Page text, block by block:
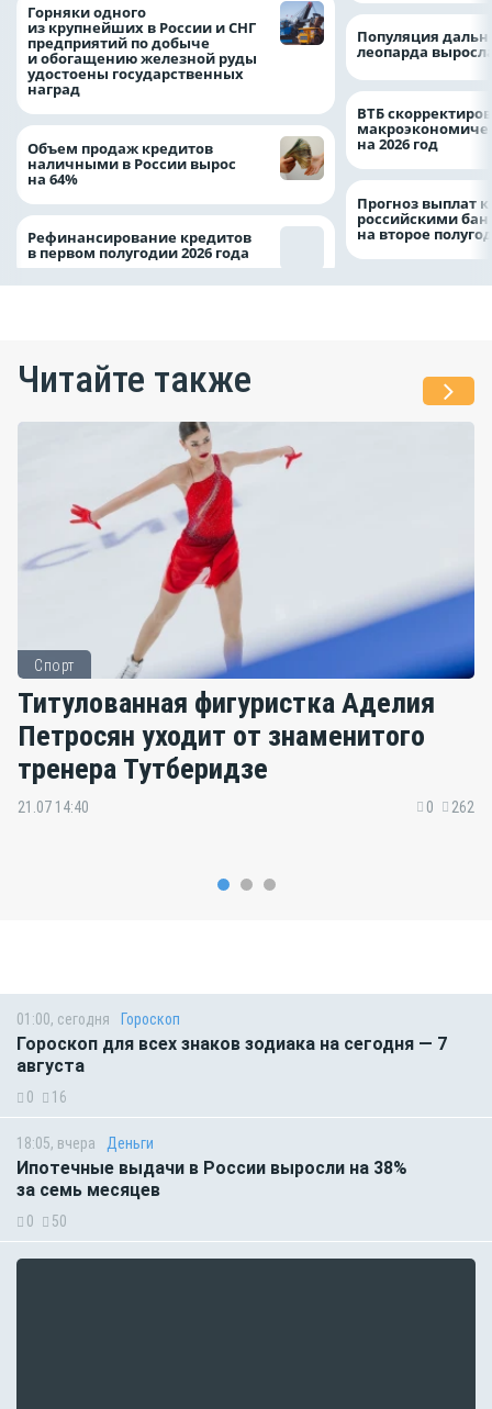
Горняки одного
из крупнейших в России и СНГ
предприятий по добыче
и обогащению железной руды
удостоены государственных
наград
Объем продаж кредитов
наличными в России вырос
на 64%
Рефинансирование кредитов
в первом полугодии 2026 года
Популяция
леопарда
ВТБ
на 2026 год
Прогноз выплат
российскими
на второе
Читайте также
Спорт
Титулованная фигуристка Аделия
Петросян уходит от знаменитого
тренера Тутберидзе
21.07 14:40 0 262
01:00, сегодня Гороскоп
Гороскоп для всех знаков зодиака на сегодня — 7
августа
0 16
18:05, вчера Деньги
Ипотечные выдачи в России выросли на 38%
за семь месяцев
0 50